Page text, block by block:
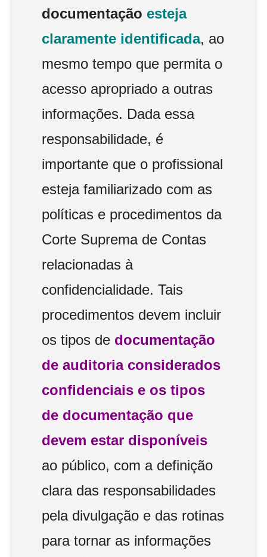
documentação esteja
claramente identificada, ao
mesmo tempo que permita o
acesso apropriado a outras
informações. Dada essa
responsabilidade, é
importante que o profissional
esteja familiarizado com as
políticas e procedimentos da
Corte Suprema de Contas
relacionadas à
confidencialidade. Tais
procedimentos devem incluir
os tipos de documentação
de auditoria considerados
confidenciais e os tipos
de documentação que
devem estar disponíveis
ao público, com a definição
clara das responsabilidades
pela divulgação e das rotinas
para tornar as informações